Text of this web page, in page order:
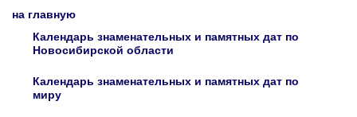
на главную
Календарь знаменательных и памятных дат по
Новосибирской области
Календарь знаменательных и памятных дат по
миру